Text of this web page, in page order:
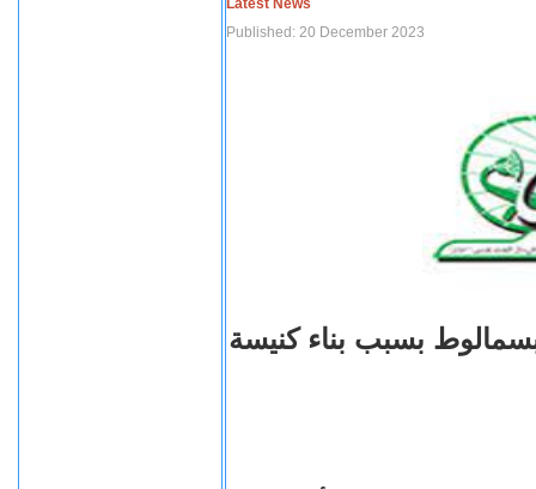
Latest News
Published: 20 December 2023
بسبب بناء كنيسة